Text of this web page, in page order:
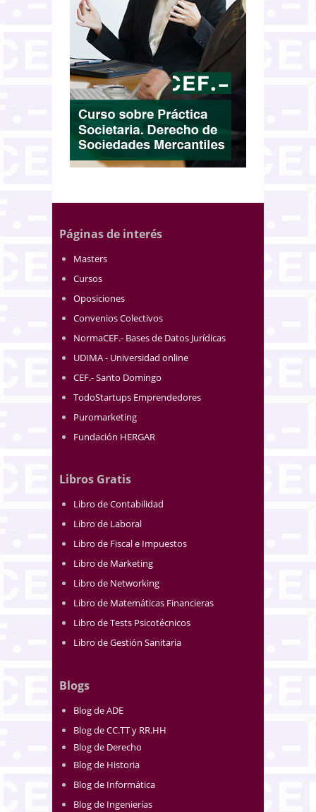
Páginas de interés
Masters
Cursos
Oposiciones
Convenios Colectivos
NormaCEF.- Bases de Datos Jurídicas
UDIMA - Universidad online
CEF.- Santo Domingo
TodoStartups Emprendedores
Puromarketing
Fundación HERGAR
Libros Gratis
Libro de Contabilidad
Libro de Laboral
Libro de Fiscal e Impuestos
Libro de Marketing
Libro de Networking
Libro de Matemáticas Financieras
Libro de Tests Psicotécnicos
Libro de Gestión Sanitaria
Blogs
Blog de ADE
Blog de CC.TT y RR.HH
Blog de Derecho
Blog de Historia
Blog de Informática
Blog de Ingenierías